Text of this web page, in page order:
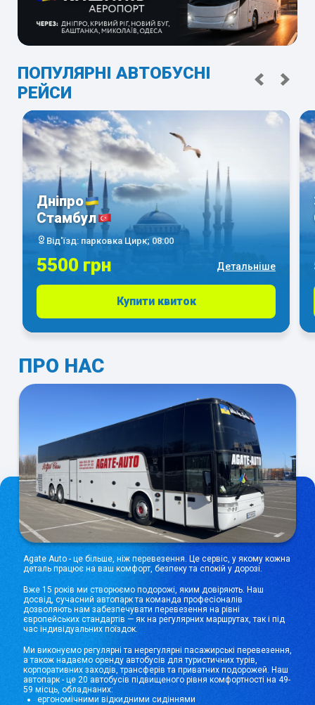
ПОПУЛЯРНІ АВТОБУСНІ
РЕЙСИ
Дніпро
Стамбул
Від'їзд: парковка Цирк; 08:00
5500 грн Детальніше
Купити квиток
ПРО НАС
Agate Auto - це більше, ніж перевезення. Це сервіс, у якому кожна
деталь працює на ваш комфорт, безпеку та спокій у дорозі.
Вже 15 років ми створюємо подорожі, яким довіряють. Наш
досвід, сучасний автопарк та команда професіоналів
дозволяють нам забезпечувати перевезення на рівні
європейських стандартів — як на регулярних маршрутах, так і під
час індивідуальних поїздок.
Ми виконуємо регулярні та нерегулярні пасажирські перевезення,
а також надаємо оренду автобусів для туристичних турів,
корпоративних заходів, трансферів та приватних подорожей. Наш
автопарк - це 20 автобусів підвищеного рівня комфортності на 49-
59 місць, обладнаних:
ергономічними відкидними сидіннями